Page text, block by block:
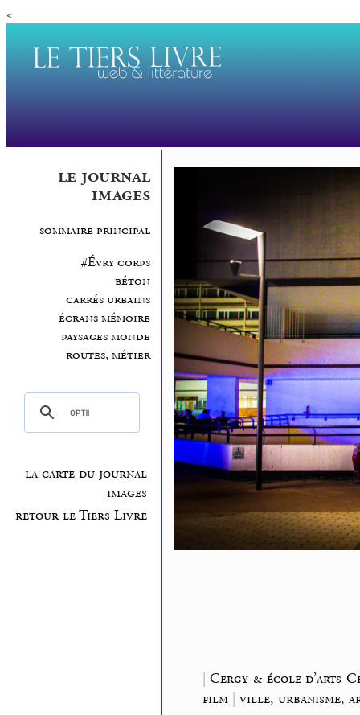
<
le journal
images
sommaire principal
#Évry corps
béton
carrés urbains
écrans mémoire
paysages monde
routes, métier
la carte du journal
images
retour le Tiers Livre
|Cergy & école d’arts
film| ville, urbanisme,